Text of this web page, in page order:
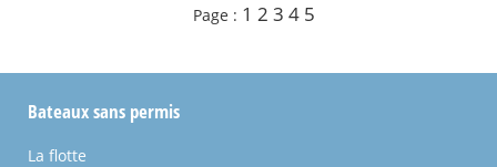
Page : 1 2 3 4 5
Bateaux sans permis
La flotte